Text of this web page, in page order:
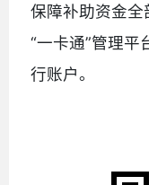
保障补助资金
“一卡通”管理平
行账户。